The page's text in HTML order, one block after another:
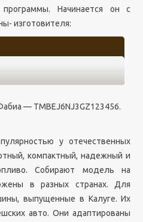
Начинается он с
изготовителя:
— TMBEJ6NJ3GZ123456.
у отечественных
компактный, надежный и
Собирают модель на
в разных странах. Для
выпущенные в Калуге. Их
авто. Они адаптированы